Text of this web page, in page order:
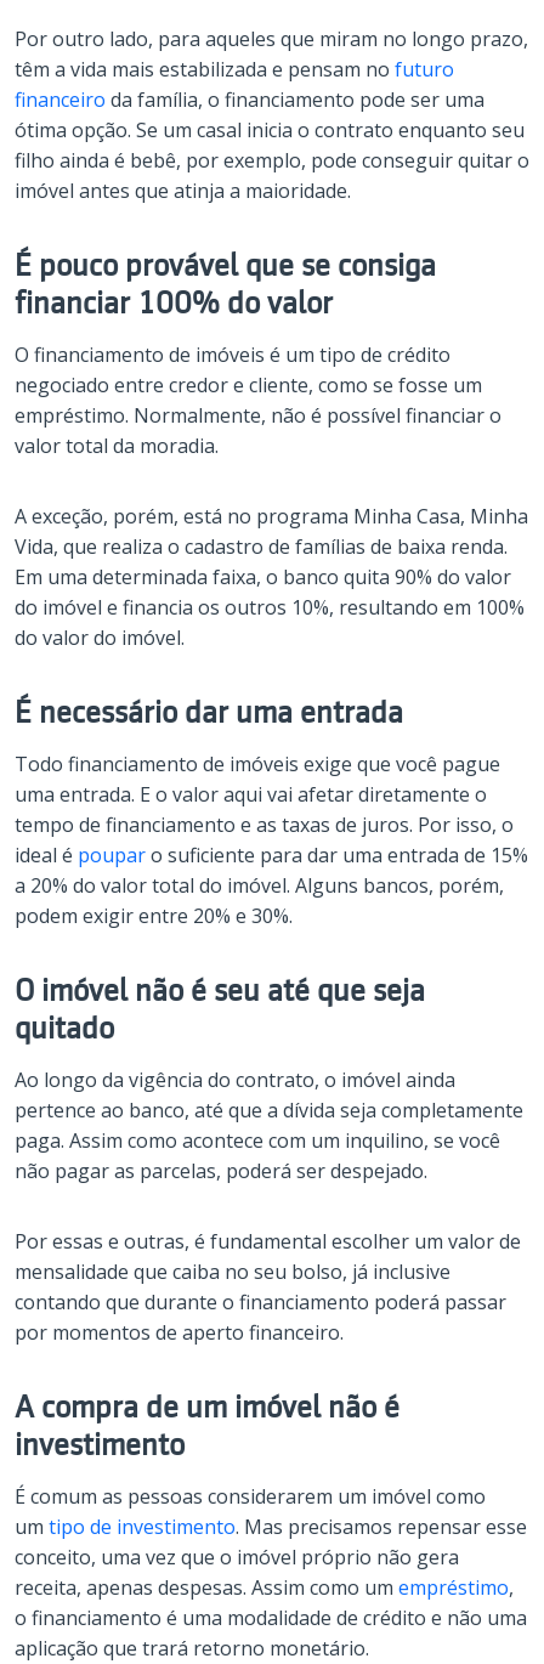
Por outro lado, para aqueles que miram no longo prazo,
têm a vida mais estabilizada e pensam no futuro
financeiro da família, o financiamento pode ser uma
ótima opção. Se um casal inicia o contrato enquanto seu
filho ainda é bebê, por exemplo, pode conseguir quitar o
imóvel antes que atinja a maioridade.
É pouco provável que se consiga
financiar 100% do valor
O financiamento de imóveis é um tipo de crédito
negociado entre credor e cliente, como se fosse um
empréstimo. Normalmente, não é possível financiar o
valor total da moradia.
A exceção, porém, está no programa Minha Casa, Minha
Vida, que realiza o cadastro de famílias de baixa renda.
Em uma determinada faixa, o banco quita 90% do valor
do imóvel e financia os outros 10%, resultando em 100%
do valor do imóvel.
É necessário dar uma entrada
Todo financiamento de imóveis exige que você pague
uma entrada. E o valor aqui vai afetar diretamente o
tempo de financiamento e as taxas de juros. Por isso, o
ideal é pouparo suficiente para dar uma entrada de 15%
a 20% do valor total do imóvel. Alguns bancos, porém,
podem exigir entre 20% e 30%.
O imóvel não é seu até que seja
quitado
Ao longo da vigência do contrato, o imóvel ainda
pertence ao banco, até que a dívida seja completamente
paga. Assim como acontece com um inquilino, se você
não pagar as parcelas, poderá ser despejado.
Por essas e outras, é fundamental escolher um valor de
mensalidade que caiba no seu bolso, já inclusive
contando que durante o financiamento poderá passar
por momentos de aperto financeiro.
A compra de um imóvel não é
investimento
É comum as pessoas considerarem um imóvel como
um tipo de investimento. Mas precisamos repensar esse
conceito, uma vez que o imóvel próprio não gera
receita, apenas despesas. Assim como um empréstimo,
o financiamento é uma modalidade de crédito e não uma
aplicação que trará retorno monetário.